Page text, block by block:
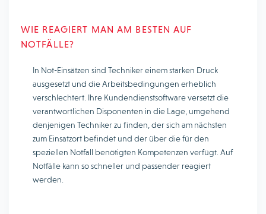
WIE REAGIERT MAN AM BESTEN AUF
NOTFÄLLE?
In Not-Einsätzen sind Techniker einem starken Druck
ausgesetzt und die Arbeitsbedingungen erheblich
verschlechtert. Ihre Kundendienstsoftware versetzt die
verantwortlichen Disponenten in die Lage, umgehend
denjenigen Techniker zu finden, der sich am nächsten
zum Einsatzort befindet und der über die für den
speziellen Notfall benötigten Kompetenzen verfügt. Auf
Notfälle kann so schneller und passender reagiert
werden.